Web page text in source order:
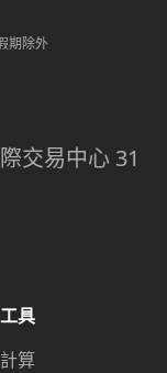
期除外
交易中心 31
具
算